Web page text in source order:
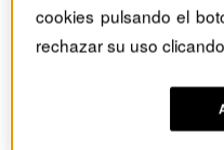
cookies pulsando el
rechazar su uso